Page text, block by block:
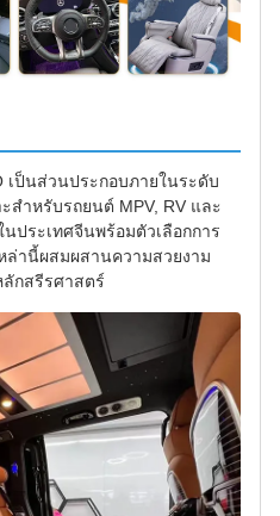
เป็นส่วนประกอบภายในระดับ
สำหรับรถยนต์ MPV, RV และ
ประเทศจีนพร้อมตัวเลือกการ
ล่านี้ผสมผสานความสวยงาม
กสรีรศาสตร์